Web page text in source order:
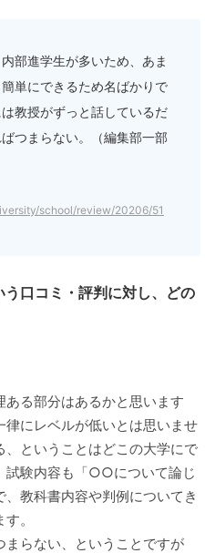
部進学生が多いため、あま
単にできるため名ばかりで
教授がずっと話しているだ
つまらない。（編集部一部
school/review/20206/51
口コミ・評判に対し、どの
る部分はあるかと思います
にレベルが低いとは思いませ
ということはどこの大学にで
試験内容も「○○について論じ
教科書内容や判例についてき
。
らない、ということですが